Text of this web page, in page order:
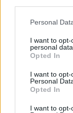
Please note that
not limited to
grant or deny
use your data for
consent section.
Personal
I want to
personal data.
Opted In
I want to
Personal
Opted In
I want to
gügyörészett,
szövegemet a
azonnal
És onnantól úgy
benne
lefújjuk az
egyszerűen
mit reagál,